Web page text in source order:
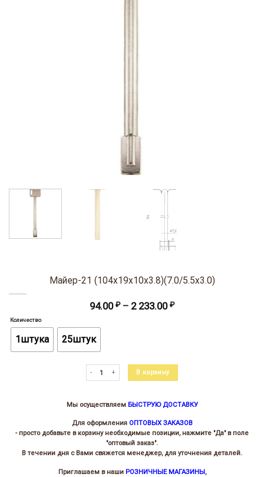
Майер-21 (104х19х10х3.8)(7.0/5.5х3.0)
94.00 ₽ – 2 233.00 ₽Диапазон
Количество
1штука 25штук
Количество товара Майер-21 (104х19х10х3.8)(7.0/5.5х3.0)
В корзину
Мы осуществляем БЫСТРУЮ ДОСТАВКУ
Для оформления ОПТОВЫХ ЗАКАЗОВ
- просто добавьте в корзину необходимые позиции, нажмите "Да" в поле
"оптовый заказ".
В течении дня с Вами свяжется менеджер, для уточнения деталей.
Приглашаем в наши РОЗНИЧНЫЕ МАГАЗИНЫ,